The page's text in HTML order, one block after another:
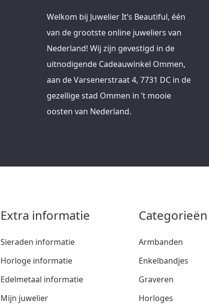
Welkom bij Juwelier It’s Beautiful, één
van de grootste online juweliers van
Nederland! Wij zijn gevestigd in de
uitnodigende Cadeauwinkel Ommen,
aan de Varsenerstraat 4, 7731 DC in de
gezellige stad Ommen in ’t mooie
oosten van Nederland.
Extra informatie
Sieraden informatie
Horloge informatie
Edelmetaal informatie
Mijn juwelier
Categorieën
Armbanden
Enkelbandjes
Graveren
Horloges